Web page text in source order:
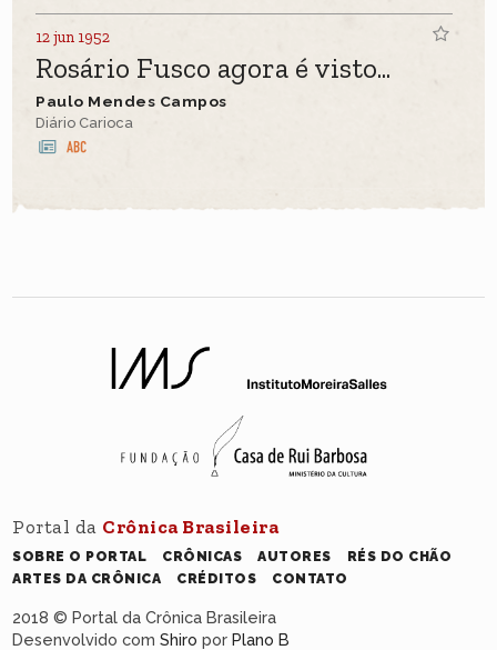
12 jun 1952
Rosário Fusco agora é visto...
Paulo Mendes Campos
Diário Carioca
Portal da Crônica Brasileira
SOBRE O PORTAL CRÔNICAS AUTORES
RÉS DO CHÃO
ARTES DA CRÔNICA
CRÉDITOS CONTATO
2018 © Portal da Crônica Brasileira
Desenvolvido comShiro porPlano B